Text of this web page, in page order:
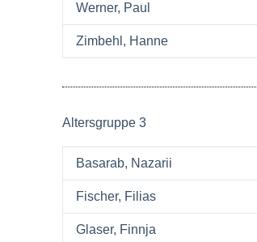
Werner, Paul
Zimbehl, Hanne
Altersgruppe 3
Basarab, Nazarii
Fischer, Filias
Glaser, Finnja